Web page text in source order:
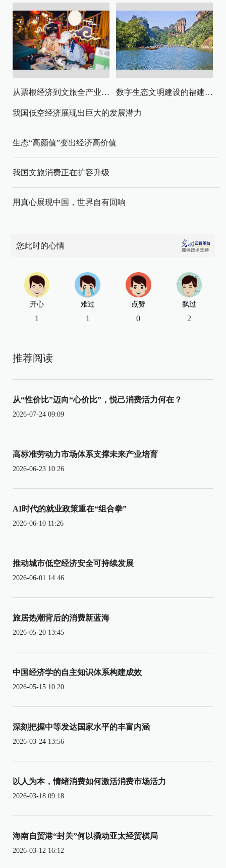
从票根经济到文旅全产业链升级 数字生态文明建设的福建路径与启示
我国低空经济展现出巨大的发展潜力
生态“高颜值”变出经济高价值
我国文旅消费正在扩容升级
用真心展现中国，世界自有回响
您此时的心情
开心
1
难过
1
点赞
0
飘过
2
推荐阅读
从“性价比”迈向“心价比”，悦己消费活力何在？
2026-07-24 09:09
高标准劳动力市场体系支撑未来产业培育
2026-06-23 10:26
AI时代的就业政策重在“组合拳”
2026-06-10 11:26
推动城市低空经济安全可持续发展
2026-06-01 14:46
旅居热潮背后的消费新蓝海
2026-05-20 13:45
中国经济学的自主知识体系构建成效
2026-05-15 10:20
深刻把握中等发达国家水平的丰富内涵
2026-03-24 13:56
以人为本，情绪消费如何激活消费市场活力
2026-03-18 09:18
海南自贸港“封关”何以撬动亚太经贸棋局
2026-03-12 16:12